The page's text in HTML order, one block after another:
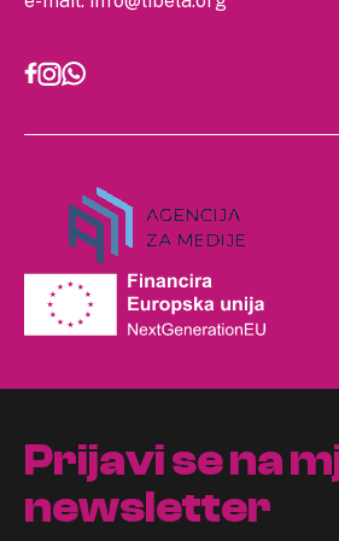
Prijavi se na
newsletter